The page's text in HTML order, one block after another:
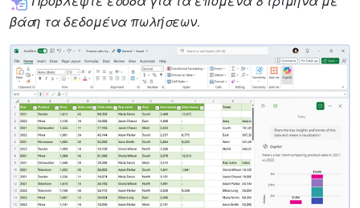
βάση τα δεδομένα πωλήσεων.